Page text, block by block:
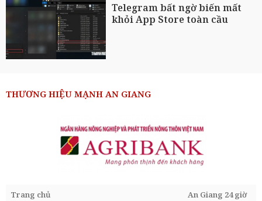
Telegram bất ngờ biến mất
khỏi App Store toàn cầu
THƯƠNG HIỆU MẠNH AN GIANG
Trang chủ
An Giang 24 giờ